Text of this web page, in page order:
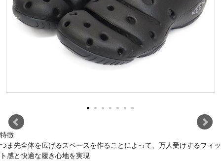
特徴
つま先全体を広げるスペースを作ることによって、万人受けするフィッ
ト感と快適な履き心地を実現